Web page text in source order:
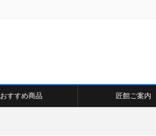
おすすめ商品 匠館ご案内